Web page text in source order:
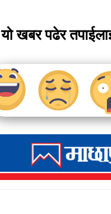
यो खबर पढेर